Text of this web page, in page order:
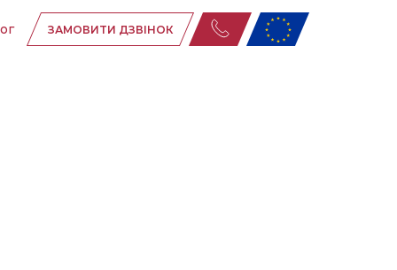
ЗАМОВИТИ ДЗВІНОК